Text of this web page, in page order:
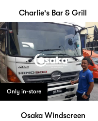
Charlie's Bar & Grill
Only in-store
Osaka Windscreen